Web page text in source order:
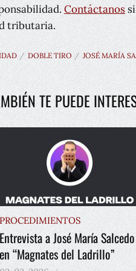
Contáctanossi
tributaria.
DOBLE TIRO JOSÉ MARÍA
TE PUEDE
PROCEDIMIENTOS
Entrevista a José María Salcedo
en “Magnates del Ladrillo”